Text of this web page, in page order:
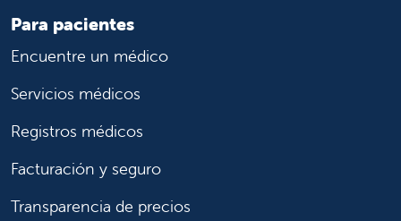
Para pacientes
Encuentre un médico
Servicios médicos
Registros médicos
Facturación y seguro
Transparencia de precios